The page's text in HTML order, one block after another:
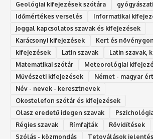
Geológiai kifejezések szótára
Időmértékes verselés
Informatikai
Joggal kapcsolatos szavak és kifejezések
Karácsonyi kifejezések
Kert és
kifejezések
Latin szavak
Latin szavak,
Matematikai szótár
Meteorológiai
Művészeti kifejezések
Német - magyar
Név - nevek - keresztnevek
Okostelefon szótár és kifejezések
Olasz eredetű idegen szavak
Régies szavak
Rímfajták
Rövidítések
Szólás - közmondás
Tetoválások